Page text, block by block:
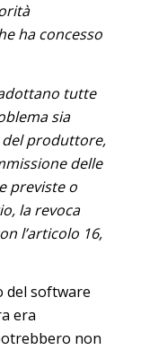
ha concesso
tutte
sia
produttore,
delle
previste o
la revoca
l’articolo 16,
del software
era
non